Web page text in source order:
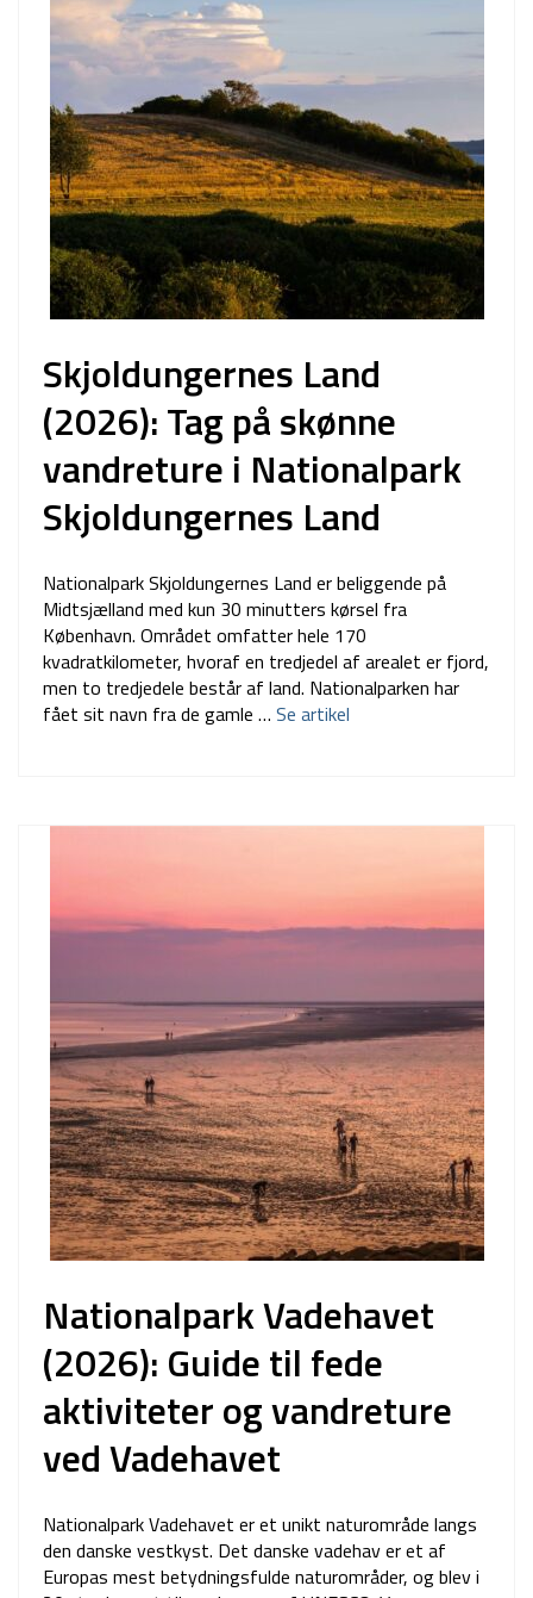
Skjoldungernes Land
(2026): Tag på skønne
vandreture i Nationalpark
Skjoldungernes Land
Nationalpark Skjoldungernes Land er beliggende på
Midtsjælland med kun 30 minutters kørsel fra
København. Området omfatter hele 170
kvadratkilometer, hvoraf en tredjedel af arealet er fjord,
men to tredjedele består af land. Nationalparken har
fået sit navn fra de gamle … Se artikel
Nationalpark Vadehavet
(2026): Guide til fede
aktiviteter og vandreture
ved Vadehavet
Nationalpark Vadehavet er et unikt naturområde langs
den danske vestkyst. Det danske vadehav er et af
Europas mest betydningsfulde naturområder, og blev i